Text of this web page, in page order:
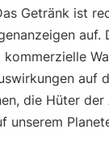
Getränk ist
auf.
auf
die Hüter
unserem